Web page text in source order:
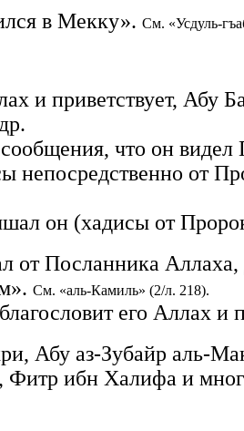
в Мекку». См. «Усдуль-
и приветствует, Абу
что он видел
непосредственно от
он (хадисы от
Посланника Аллаха,
См. «аль-Камиль» (2/л. 218).
его Аллах и
Абу аз-Зубайр аль-
ибн Халифа и